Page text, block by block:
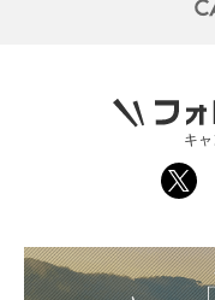
キ
twit
ter